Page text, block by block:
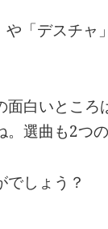
「デスチ
面白いとこ
選曲も2つ
でしょう？